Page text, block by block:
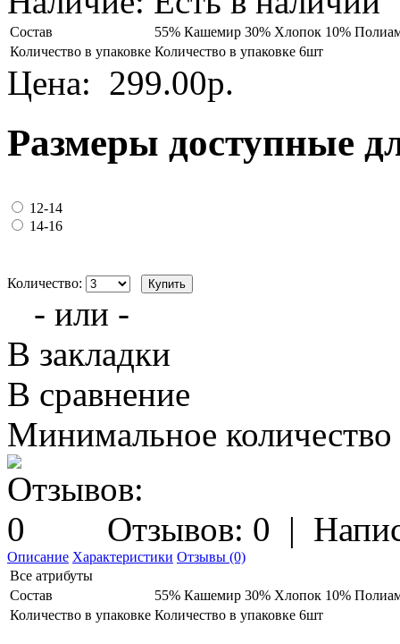
Состав
55% Кашемир 30% Хлопок 10%
Количество в упаковке Количество в упаковке 6шт
Цена: 299.00р.
Размеры доступные
12-14
14-16
Количество:
- или -
В закладки
В сравнение
Минимальное количество
Отзывов: 0 |
Описание Характеристики Отзывы (0)
Все атрибуты
Состав
55% Кашемир 30% Хлопок 10%
Количество в упаковке Количество в упаковке 6шт